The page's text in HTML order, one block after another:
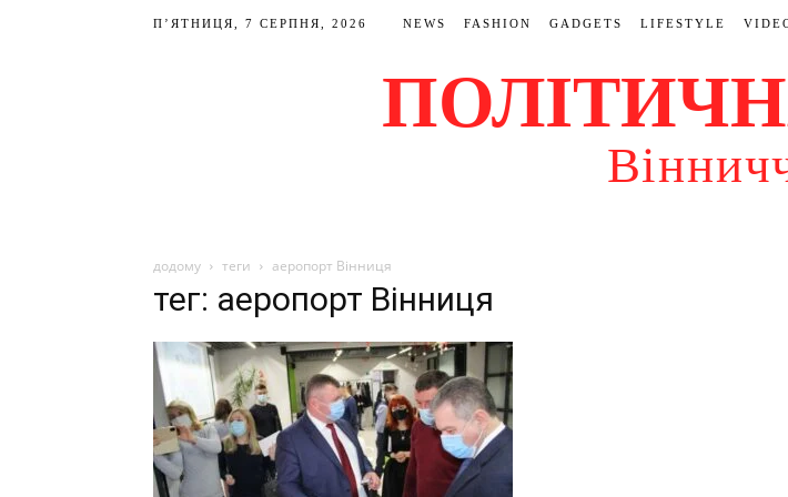
П’ЯТНИЦЯ, 7 СЕРПНЯ, 2026 NEWS FASHION GADGETS LIFESTYLE
додому теги аеропорт Вінниця
тег: аеропорт Вінниця